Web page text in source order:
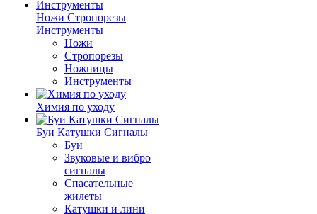
Ножи Стропорезы
Инструменты
Ножи
Стропорезы
Ножницы
Инструменты
Химия по уходу
Буи Катушки Сигналы
Буи
Звуковые и вибро
сигналы
Спасательные
жилеты
Катушки и лини